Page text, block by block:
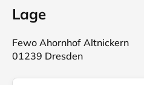
Lage
Fewo Ahornhof Altnickern
01239 Dresden